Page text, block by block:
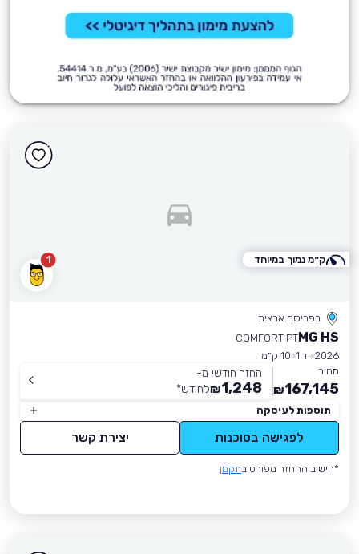
1
בפריסה ארצית
MG HS
COMFORT PT
2026 יד 1
10 ק״מ
מחיר
167,145
₪
החזר חודשי מ-
1,248
₪לחודש*
תוספות לעיסקה
לפגישה בסוכנות יצירת קשר
*חישוב ההחזר מפורט בתקנון
ק״מ נמוך במיוחד